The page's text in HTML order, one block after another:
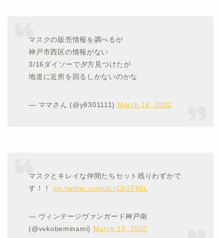
マスクの販売情報を調べるが
神戸市西区の情報がない
3/16ダイソーで夕方見つけたが
地道に近所を回るしかないのかな
— ママさん (@y8301111) March 16, 2020
マスクとキレイな仲間たちセット残りわずかで
す！！ pic.twitter.com/sLvCh1FMjL
— ヴィンテージヴァンガード神戸南
(@vvkobeminami) March 15, 2020